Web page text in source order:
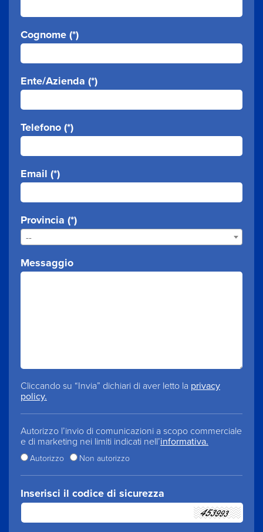
Cognome (*)
Ente/Azienda (*)
Telefono (*)
Email (*)
Provincia (*)
--
Messaggio
Cliccando su “Invia” dichiari di aver letto la privacy
policy.
Autorizzo l’invio di comunicazioni a scopo commerciale
e di marketing nei limiti indicati nell’informativa.
Autorizzo Non autorizzo
Inserisci il codice di sicurezza